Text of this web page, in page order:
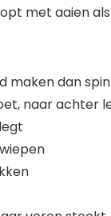
met aaien
maken dan
naar achter